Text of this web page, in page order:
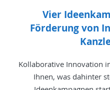
Vier
Förderung von
Kollaborative Innovation
Ihnen, was dahinter